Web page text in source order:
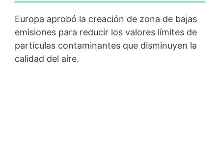
Europa aprobó la creación de zona de bajas
emisiones para reducir los valores límites de
partículas contaminantes que disminuyen la
calidad del aire.